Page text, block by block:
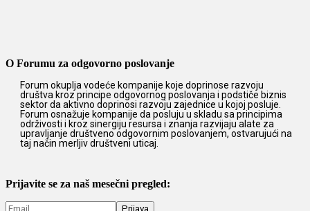
O Forumu za odgovorno poslovanje
Forum okuplja vodeće kompanije koje doprinose razvoju
društva kroz principe odgovornog poslovanja i podstiče biznis
sektor da aktivno doprinosi razvoju zajednice u kojoj posluje.
Forum osnažuje kompanije da posluju u skladu sa principima
održivosti i kroz sinergiju resursa i znanja razvijaju alate za
upravljanje društveno odgovornim poslovanjem, ostvarujući na
taj način merljiv društveni uticaj.
Prijavite se za naš mesečni pregled: